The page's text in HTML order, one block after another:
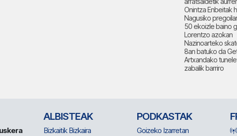
Onintza Enbeitak
Nagusiko
50 ekoizle baino
Lorentzo azokan
Nazinoarteko
8an batuko da
Artxandako
zabalik barriro
ALBISTEAK
Bizkaitik Bizkaira
PODKASTAK
Goizeko Izarretan